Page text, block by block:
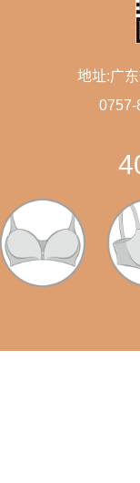
地址:广
0757-